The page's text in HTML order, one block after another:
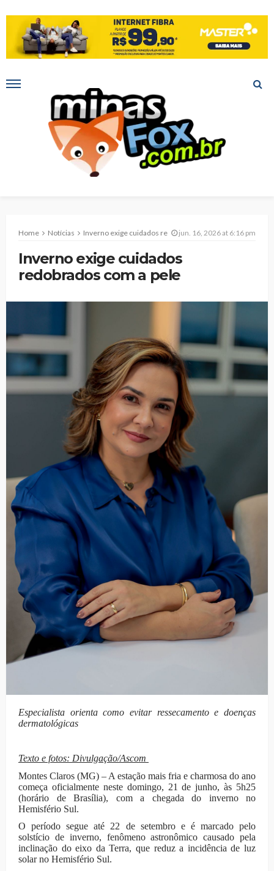
Home Notícias Inverno exige cuidados redobrados com a pele
jun. 16, 2026 at 6:16 pm
Inverno exige cuidados
redobrados com a pele
Especialista orienta como evitar ressecamento e doenças
dermatológicas
Texto e fotos: Divulgação/Ascom
Montes Claros (MG) – A estação mais fria e charmosa do ano
começa oficialmente neste domingo, 21 de junho, às 5h25
(horário de Brasília), com a chegada do inverno no
Hemisfério Sul.
O período segue até 22 de setembro e é marcado pelo
solstício de inverno, fenômeno astronômico causado pela
inclinação do eixo da Terra, que reduz a incidência de luz
solar no Hemisfério Sul.